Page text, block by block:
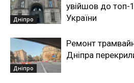
Дніпро
увійшов до топ-
України
Дніпро
Ремонт
Дніпра